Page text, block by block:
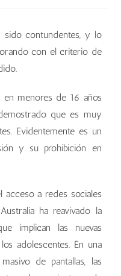
sido contundentes, y lo
con el criterio de
en menores de 16 años
que es muy
Evidentemente es un
y su prohibición en
acceso a redes sociales
ha reavivado la
implican las nuevas
adolescentes. En una
de pantallas, las